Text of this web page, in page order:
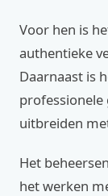
Voor hen is
authentieke
Daarnaast is
uitbreiden
Het
het werken